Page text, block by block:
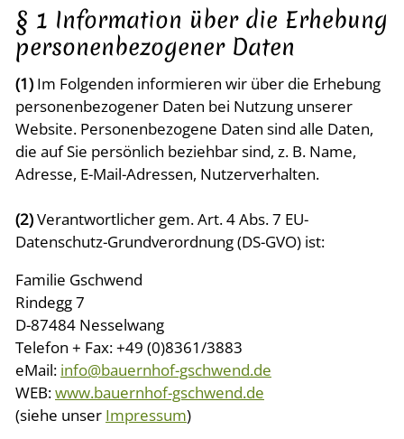
Impressionen
Kontakt
§ 1 Information über die Erhebung
personenbezogener Daten
(1) Im Folgenden informieren wir über die Erhebung
personenbezogener Daten bei Nutzung unserer
Website. Personenbezogene Daten sind alle Daten,
die auf Sie persönlich beziehbar sind, z. B. Name,
Adresse, E-Mail-Adressen, Nutzerverhalten.
(2)Verantwortlicher gem. Art. 4 Abs. 7 EU-
Datenschutz-Grundverordnung (DS-GVO) ist:
Familie Gschwend
Rindegg 7
D-87484 Nesselwang
Telefon + Fax: +49 (0)8361/3883
eMail: info@bauernhof-gschwend.de
WEB:www.bauernhof-gschwend.de
(siehe unser Impressum)